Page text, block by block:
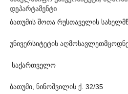
დეპარტამენტი
ბათუმის შოთა რუსთაველის
უნივერსიტეტის
საქართველო
ბათუმი, ნინოშვილის ქ. 32/35